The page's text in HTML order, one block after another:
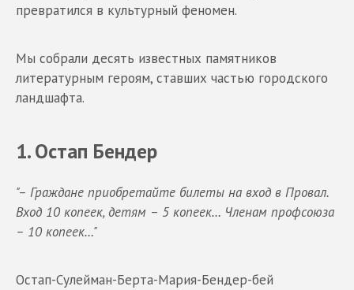
превратился в культурный феномен.
Мы собрали десять известных памятников
литературным героям, ставших частью городского
ландшафта.
1. Остап Бендер
"– Граждане приобретайте билеты на вход в Провал.
Вход 10 копеек, детям – 5 копеек… Членам профсоюза
– 10 копеек…"
Остап-Сулейман-Берта-Мария-Бендер-бей